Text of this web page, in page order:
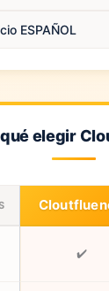
ESPAÑOL
elegir
✔️